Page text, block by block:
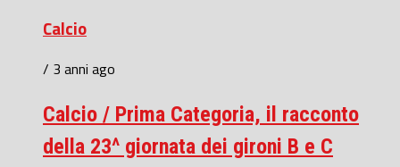
Calcio
/ 3 anni ago
Calcio / Prima Categoria, il racconto
della 23^ giornata dei gironi B e C